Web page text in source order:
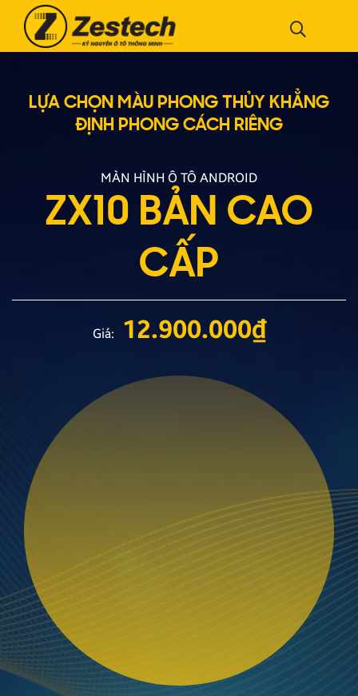
LỰA CHỌN MÀU PHONG THỦY KHẲNG
ĐỊNH PHONG CÁCH RIÊNG
MÀN HÌNH Ô TÔ ANDROID
ZX10 BẢN CAO
CẤP
Giá: 12.900.000₫